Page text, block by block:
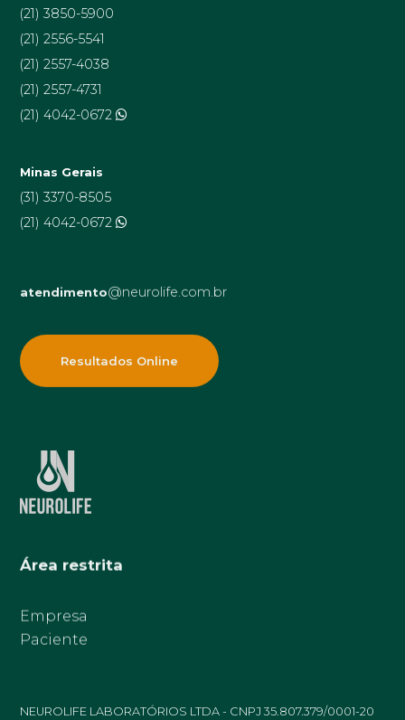
Área restrita
Empresa
Paciente
(21) 3850-5900
(21) 2556-5541
(21) 2557-4038
(21) 2557-4731
(21) 4042-0672
Minas Gerais
(31) 3370-8505
(21) 4042-0672
atendimento@neurolife.com.br
Resultados Online
NEUROLIFE LABORATÓRIOS LTDA - CNPJ 35.807.379/0001-20